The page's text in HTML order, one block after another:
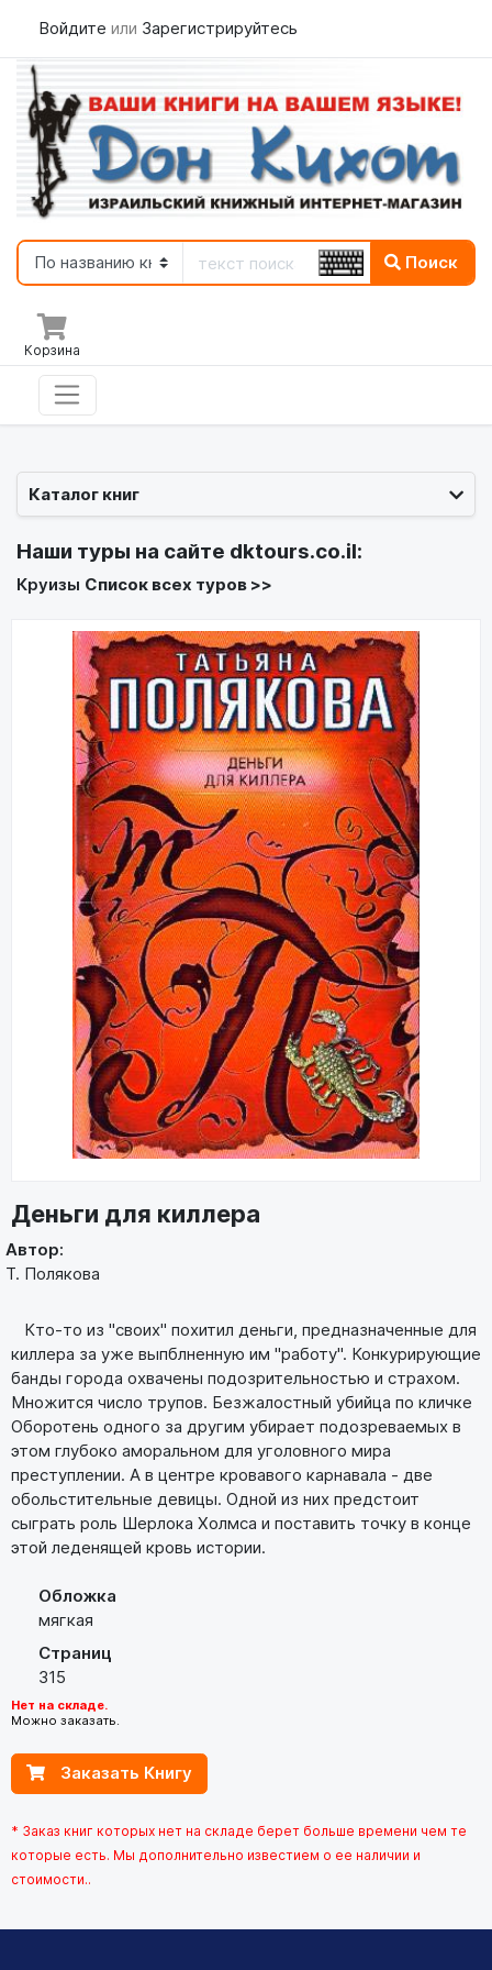
Войдите или Зарегистрируйтесь
Поиск
Корзина
Каталог книг
Наши туры на сайте dktours.co.il:
Круизы Список всех туров >>
Деньги для киллера
Автор:
Т. Полякова
Кто-то из "своих" похитил деньги, предназначенные для
киллера за уже выпблненную им "работу". Конкурирующие
банды города охвачены подозрительностью и страхом.
Множится число трупов. Безжалостный убийца по кличке
Оборотень одного за другим убирает подозреваемых в
этом глубоко аморальном для уголовного мира
преступлении. А в центре кровавого карнавала - две
обольстительные девицы. Одной из них предстоит
сыграть роль Шерлока Холмса и поставить точку в конце
этой леденящей кровь истории.
Обложка
мягкая
Страниц
315
Нет на складе.
Можно заказать.
Заказать Книгу
* Заказ книг которых нет на складе берет больше времени чем те
которые есть. Мы дополнительно известием о ее наличии и
стоимости..